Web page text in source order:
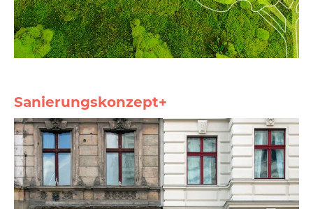
Sanierungskonzept+